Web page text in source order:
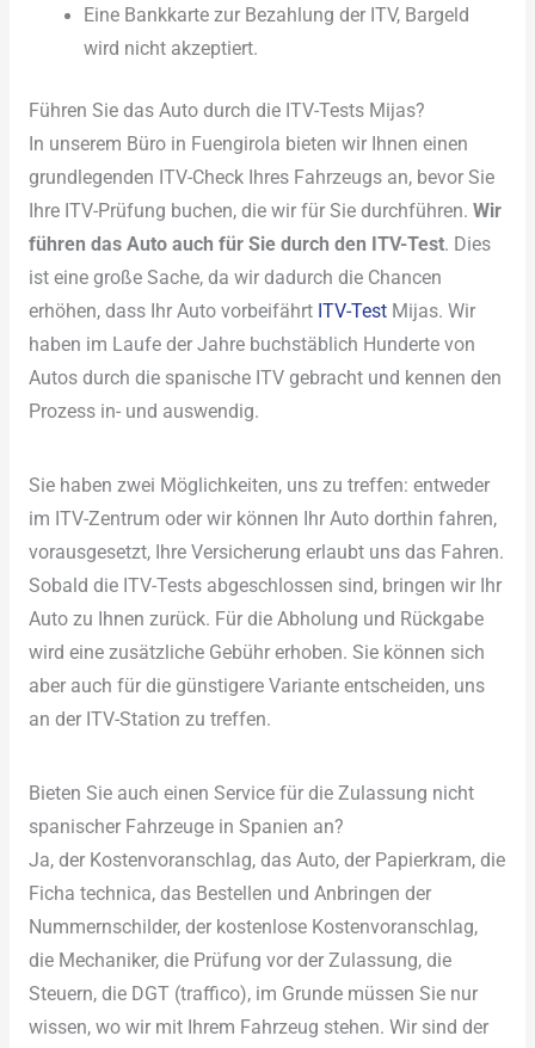
Eine Bankkarte zur Bezahlung der ITV, Bargeld
wird nicht akzeptiert.
Führen Sie das Auto durch die ITV-Tests Mijas?
In unserem Büro in Fuengirola bieten wir Ihnen einen
grundlegenden ITV-Check Ihres Fahrzeugs an, bevor Sie
Ihre ITV-Prüfung buchen, die wir für Sie durchführen. Wir
führen das Auto auch für Sie durch den ITV-Test. Dies
ist eine große Sache, da wir dadurch die Chancen
erhöhen, dass Ihr Auto vorbeifährt ITV-TestMijas. Wir
haben im Laufe der Jahre buchstäblich Hunderte von
Autos durch die spanische ITV gebracht und kennen den
Prozess in- und auswendig.
Sie haben zwei Möglichkeiten, uns zu treffen: entweder
im ITV-Zentrum oder wir können Ihr Auto dorthin fahren,
vorausgesetzt, Ihre Versicherung erlaubt uns das Fahren.
Sobald die ITV-Tests abgeschlossen sind, bringen wir Ihr
Auto zu Ihnen zurück. Für die Abholung und Rückgabe
wird eine zusätzliche Gebühr erhoben. Sie können sich
aber auch für die günstigere Variante entscheiden, uns
an der ITV-Station zu treffen.
Bieten Sie auch einen Service für die Zulassung nicht
spanischer Fahrzeuge in Spanien an?
Ja, der Kostenvoranschlag, das Auto, der Papierkram, die
Ficha technica, das Bestellen und Anbringen der
Nummernschilder, der kostenlose Kostenvoranschlag,
die Mechaniker, die Prüfung vor der Zulassung, die
Steuern, die DGT (traffico), im Grunde müssen Sie nur
wissen, wo wir mit Ihrem Fahrzeug stehen. Wir sind der